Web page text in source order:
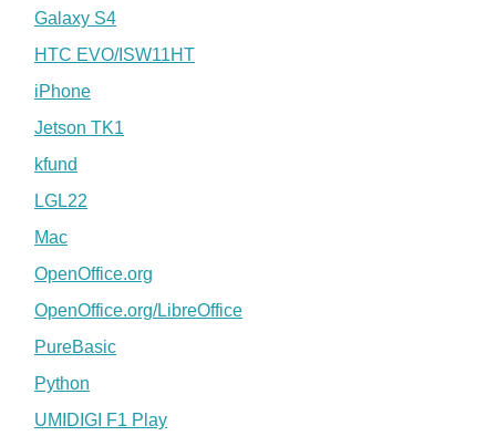
Galaxy S4
HTC EVO/ISW11HT
iPhone
Jetson TK1
kfund
LGL22
Mac
OpenOffice.org
OpenOffice.org/LibreOffice
PureBasic
Python
UMIDIGI F1 Play